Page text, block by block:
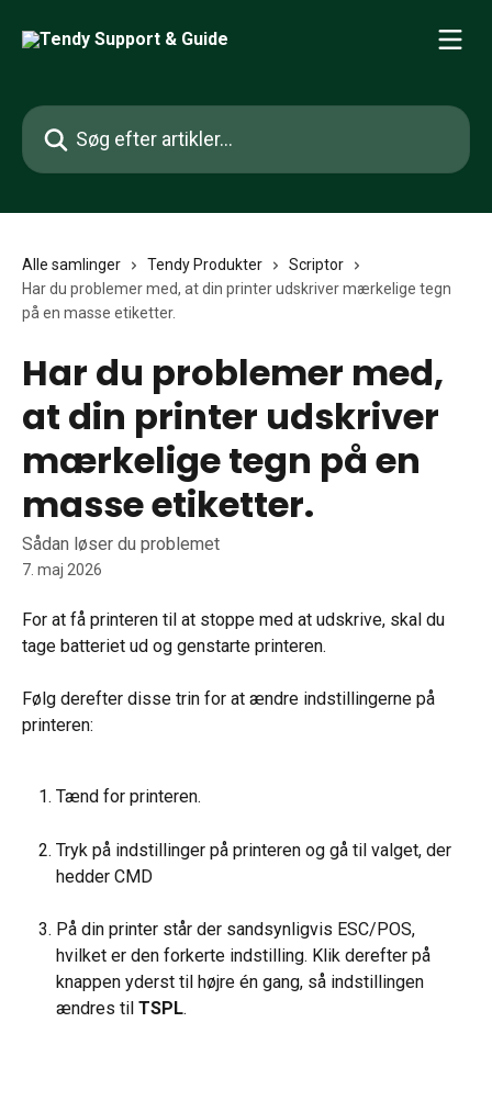
Søg efter artikler...
Alle samlinger Tendy Produkter
Scriptor
Har du problemer med, at din printer udskriver mærkelige tegn
på en masse etiketter.
Har du problemer med,
at din printer udskriver
mærkelige tegn på en
masse etiketter.
Sådan løser du problemet
7. maj 2026
For at få printeren til at stoppe med at udskrive, skal du
tage batteriet ud og genstarte printeren.
Følg derefter disse trin for at ændre indstillingerne på
printeren:
Tænd for printeren.
Tryk på indstillinger på printeren og gå til valget, der
hedder CMD
På din printer står der sandsynligvis ESC/POS,
hvilket er den forkerte indstilling. Klik derefter på
knappen yderst til højre én gang, så indstillingen
ændres til TSPL.